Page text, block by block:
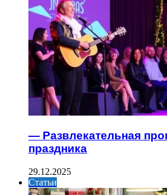
— Развлекательная
праздника
29.12.2025
Статьи